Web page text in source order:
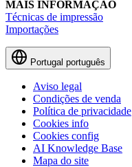
MAIS INFORMAÇÃO
Técnicas de impressão
Importações
Portugal português
Aviso legal
Condições de venda
Política de privacidade
Cookies info
Cookies config
AI Knowledge Base
Mapa do site